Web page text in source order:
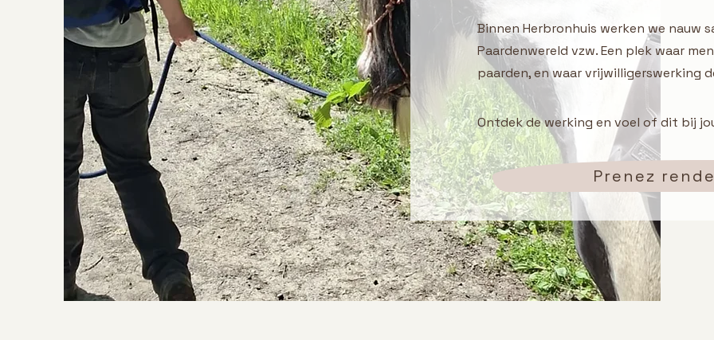
Binnen Herbronhuis werken we nauw
Paardenwereld vzw. Een plek waar
paarden, en waar vrijwilligerswerking
Ontdek de werking en voel of dit bij
Prenez